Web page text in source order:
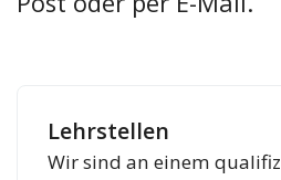
Lehrstellen
Wir sind an einem